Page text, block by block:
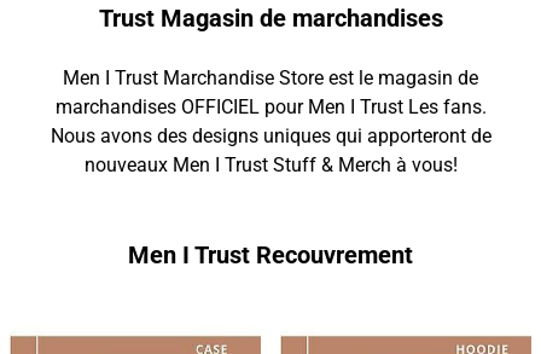
Trust Magasin de marchandises
Men I Trust Marchandise Store est le magasin de
marchandises OFFICIEL pour Men I Trust Les fans.
Nous avons des designs uniques qui apporteront de
nouveaux Men I Trust Stuff & Merch à vous!
Men I Trust Recouvrement